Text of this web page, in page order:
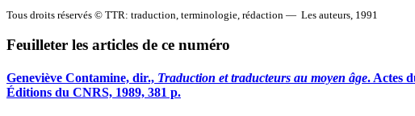
Tous droits réservés © TTR: traduction, terminologie, rédaction — Les auteurs, 1991
Feuilleter les articles de ce numéro
Geneviève Contamine, dir., Traduction et traducteurs au moyen âge. Actes
Éditions du CNRS, 1989, 381 p.